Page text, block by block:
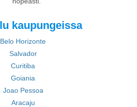
kaupungeissa
Belo Horizonte
Salvador
Curitiba
Goiania
Joao Pessoa
Aracaju